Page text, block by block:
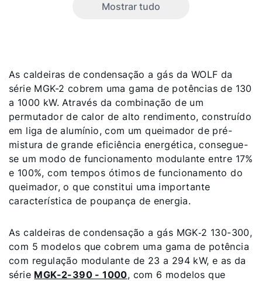
Mostrar tudo
As caldeiras de condensação a gás da WOLF da
série MGK-2 cobrem uma gama de potências de 130
a 1000 kW. Através da combinação de um
permutador de calor de alto rendimento, construído
em liga de alumínio, com um queimador de pré-
mistura de grande eficiência energética, consegue-
se um modo de funcionamento modulante entre 17%
e 100%, com tempos ótimos de funcionamento do
queimador, o que constitui uma importante
característica de poupança de energia.
As caldeiras de condensação a gás MGK‑2 130-300,
com 5 modelos que cobrem uma gama de potência
com regulação modulante de 23 a 294 kW, e as da
série MGK-2-390 - 1000, com 6 modelos que